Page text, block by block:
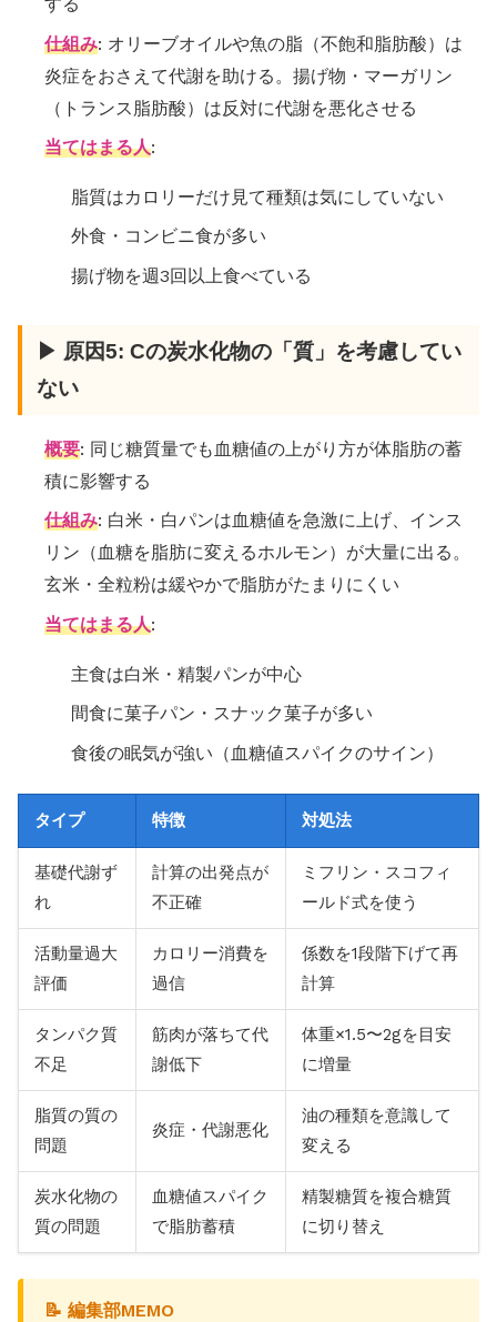
仕組み: オリーブオイルや魚の脂（不飽和脂肪酸）は
炎症をおさえて代謝を助ける。揚げ物・マーガリン
（トランス脂肪酸）は反対に代謝を悪化させる
当てはまる人:
脂質はカロリーだけ見て種類は気にしていない
外食・コンビニ食が多い
揚げ物を週3回以上食べている
▶ 原因5: Cの炭水化物の「質」を考慮してい
ない
概要: 同じ糖質量でも血糖値の上がり方が体脂肪の蓄
積に影響する
仕組み: 白米・白パンは血糖値を急激に上げ、インス
リン（血糖を脂肪に変えるホルモン）が大量に出る。
玄米・全粒粉は緩やかで脂肪がたまりにくい
当てはまる人:
主食は白米・精製パンが中心
間食に菓子パン・スナック菓子が多い
食後の眠気が強い（血糖値スパイクのサイン）
タイプ 特徴 対処法
基礎代謝ず
れ
計算の出発点が
不正確
ミフリン・スコフィ
ールド式を使う
活動量過大
評価
カロリー消費を
過信
係数を1段階下げて再
計算
タンパク質
不足
筋肉が落ちて代
謝低下
体重×1.5〜2gを目安
に増量
脂質の質の
問題
炎症・代謝悪化
油の種類を意識して
変える
炭水化物の
質の問題
血糖値スパイク
で脂肪蓄積
精製糖質を複合糖質
に切り替え
📝 編集部MEMO